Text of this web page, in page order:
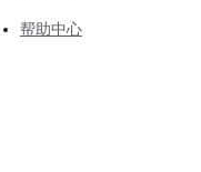
帮助中心